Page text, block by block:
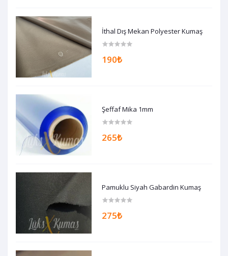
İthal Dış Mekan Polyester Kumaş
190₺
Şeffaf Mika 1mm
265₺
Pamuklu Siyah Gabardin Kumaş
275₺